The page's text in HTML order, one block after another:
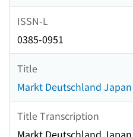
ISSN-L
0385-0951
Title
Markt Deutschland Japan
Title Transcription
Markt Deutschland Japan